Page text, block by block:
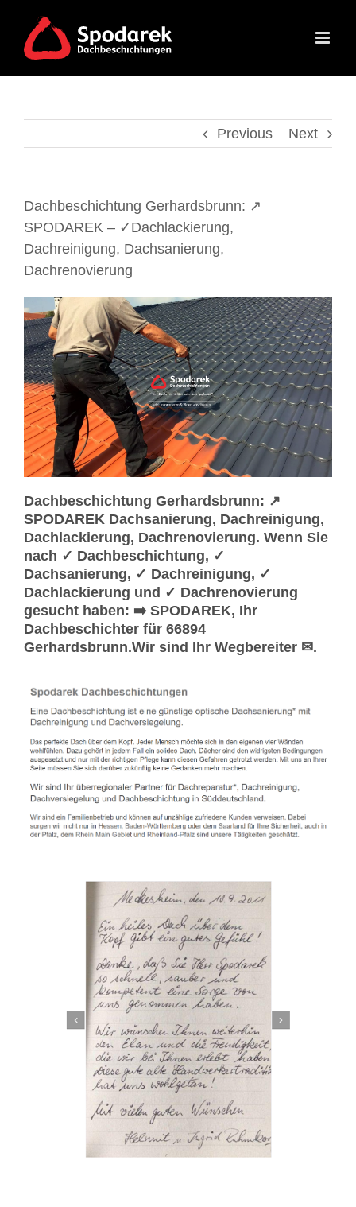
content
Previous Next
Dachbeschichtung Gerhardsbrunn: ↗️
SPODAREK – ✓Dachlackierung,
Dachreinigung, Dachsanierung,
Dachrenovierung
Dachbeschichtung Gerhardsbrunn: ↗️
SPODAREK Dachsanierung, Dachreinigung,
Dachlackierung, Dachrenovierung. Wenn Sie
nach ✓ Dachbeschichtung, ✓
Dachsanierung, ✓ Dachreinigung, ✓
Dachlackierung und ✓ Dachrenovierung
gesucht haben: ➡️ SPODAREK, Ihr
Dachbeschichter für 66894
Gerhardsbrunn.Wir sind Ihr Wegbereiter ✉.